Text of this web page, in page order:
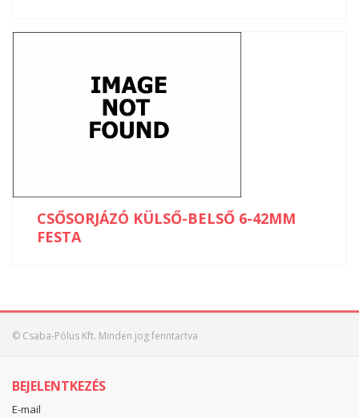
CSŐSORJÁZÓ KÜLSŐ-BELSŐ 6-42MM
FESTA
© Csaba-Pólus Kft. Minden jog fenntartva
BEJELENTKEZÉS
E-mail